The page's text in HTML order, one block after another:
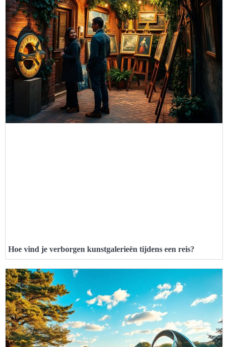
Hoe vind je verborgen kunstgalerieën tijdens een reis?